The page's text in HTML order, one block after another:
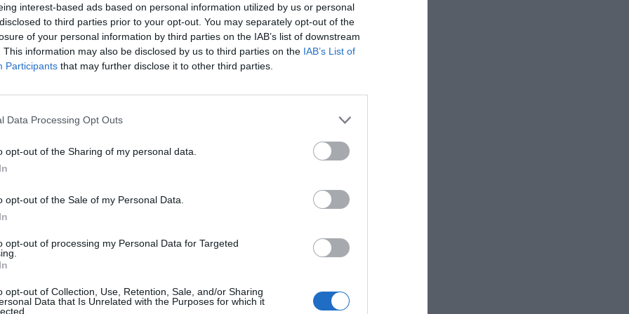
interest-based ads based on personal information utilized by us or personal
to third parties prior to your opt-out. You may separately opt-out of the
of your personal information by third parties on the IAB’s list of downstream
This information may also be disclosed by us to third parties on the IAB’s List of
Participants that may further disclose it to other third parties.
Data Processing Opt Outs
opt-out of the Sharing of my personal data.
opt-out of the Sale of my Personal Data.
opt-out of processing my Personal Data for Targeted
opt-out of Collection, Use, Retention, Sale, and/or Sharing
Data that Is Unrelated with the Purposes for which it
los representantes empresariales de
en la búsqueda de sinergias» para
dentro del Sistema Nacional de Salud
ha destacado que «la alianza de las
para los pacientes y para los
tienen que velar por el mantenimiento del
reducidos». Por otra parte, ha precisado
porque el sector está sufriendo
nuevos operadores en el mercado que
debemos estar preparados».
preferida de Google
de actualidad.